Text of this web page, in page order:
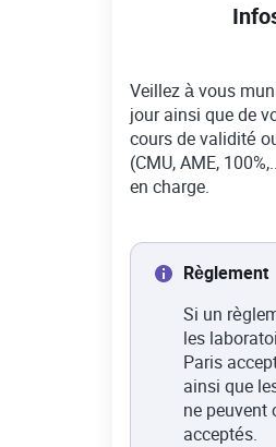
Veillez à vous
jour ainsi que de
cours de validité
(CMU, AME,
en charge.
Règlement
Si un
les
Paris
ainsi que
ne peuvent
acceptés.